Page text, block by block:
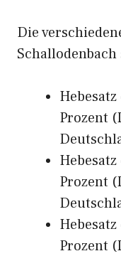
Die
Schallodenbach
Prozent
Prozent
Prozent